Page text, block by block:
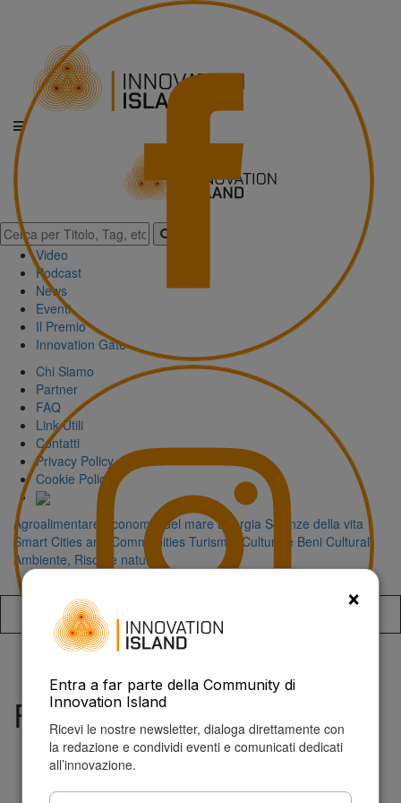
Video
Podcast
News
Eventi
Il Premio
Innovation Gate
Chi Siamo
Partner
FAQ
Link Utili
Contatti
Privacy Policy
Cookie Policy
Agroalimentare Economia del mare Energia Scienze della vita
Smart Cities and Communities Turismo, Cultura e Beni Culturali
Ambiente, Risorse naturali
Francesca Di Giuseppe
×
Entra a far parte della Community di
Innovation Island
Ricevi le nostre newsletter, dialoga direttamente con
la redazione e condividi eventi e comunicati dedicati
all’innovazione.